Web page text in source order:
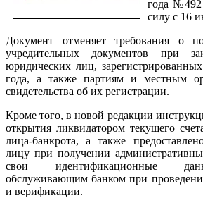
года №492
силу с 16
Документ отменяет требования о
учредительных документов при
юридических лиц,
года, а также партиям и местным
свидетельства об их регистрации.
Кроме того, в новой редакции
открытия ликвидатором текущего
лица-банкрота, а также
лицу при получении
свои идентификационные
обслуживающим банком при
и верификации.